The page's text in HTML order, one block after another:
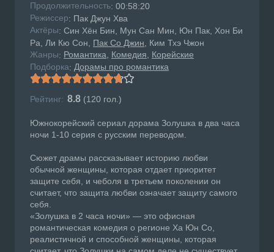
Продолжительность: 00:58:20
Режисcер: Пак Джун Хва
Актёры: Син Хён Бин, Мун Сан Мин, Юн Пак, Хон Би
Ра, Ли Кю Сон, Пак Со Джин, Ким Тхэ Чжон
Жанры: Романтика Комедия
Корейские
Подборка: Дорамы про романтика
Рейтинг: 8.8 (120 гол.)
Южнокорейский сериал дорама Золушка в два часа
ночи 1-10 серия с русским переводом.
Сюжет драмы рассказывает историю любви
обычной женщины, которая отдает приоритет
защите себя, и чеболя в третьем поколении он
считает, что защита любви означает защиту самого
себя.
«Золушка в 2 часа ночи» — это офисная
романтическая комедия о регионе Ха Юн Со,
реалистичной и способной женщины, которая